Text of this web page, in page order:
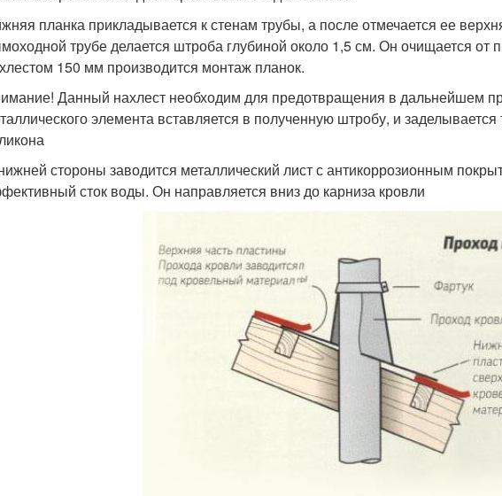
планка прикладывается к стенам трубы, а после отмечается ее
трубе делается штроба глубиной около 1,5 см. Он очищается
150 мм производится монтаж планок.
Данный нахлест необходим для предотвращения в дальнейшем
элемента вставляется в полученную штробу, и
стороны заводится металлический лист с антикоррозионным
сток воды. Он направляется вниз до карниза кровли